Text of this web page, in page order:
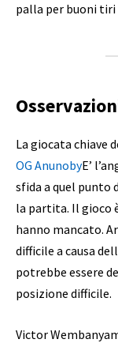
palla per buoni
La giocata chiave
OG AnunobyE’
sfida a quel punto
la partita. Il gioco
hanno mancato.
difficile a causa
potrebbe essere
posizione difficile.
Victor